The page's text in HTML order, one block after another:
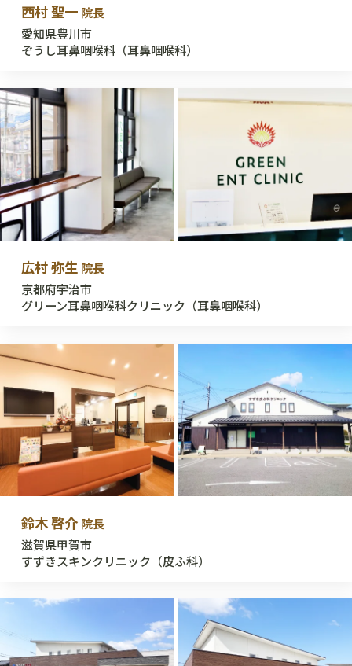
西村 聖一 院長
愛知県豊川市
ぞうし耳鼻咽喉科（耳鼻咽喉科）
広村 弥生 院長
京都府宇治市
グリーン耳鼻咽喉科クリニック（耳鼻咽喉科）
鈴木 啓介 院長
滋賀県甲賀市
すずきスキンクリニック（皮ふ科）